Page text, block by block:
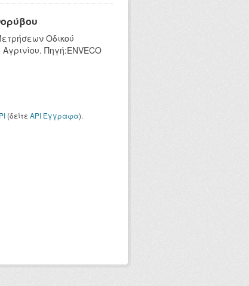
Οδικού
Πηγή:ENVECO
(δείτε API Έγγραφα).